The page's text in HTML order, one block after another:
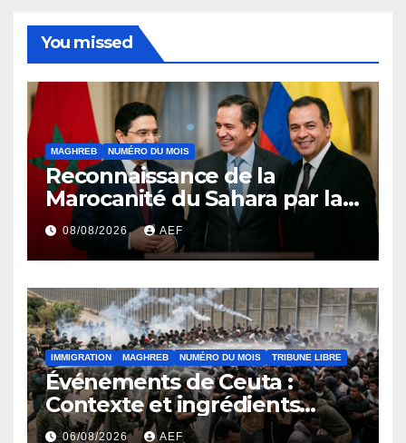
You missed
MAGHREB NUMÉRO DU MOIS
Reconnaissance de la
Marocanité du Sahara par la
Colombie ou l’effet domino
de la résolution 2797 du
conseil de sécurité
08/08/2026 AEF
IMMIGRATION MAGHREB NUMÉRO DU MOIS TRIBUNE LIBRE
Événements de Ceuta :
Contexte et ingrédients
ayant déclenché la crise
06/08/2026 AEF